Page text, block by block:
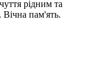
рідним та
пам'ять.